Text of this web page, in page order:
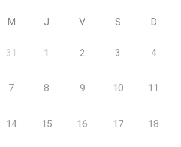
M J V S D
31 1 2 3 4
7 8 9 10 11
14 15 16 17 18